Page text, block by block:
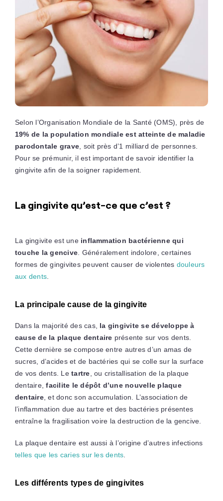
Selon l’Organisation Mondiale de la Santé (OMS), près de
19% de la population mondiale est atteinte de maladie
parodontale grave , soit près d’1 milliard de personnes.
Pour se prémunir, il est important de savoir identifier la
gingivite afin de la soigner rapidement.
La gingivite qu’est-ce que c’est ?
La gingivite est une inflammation bactérienne qui
touche la gencive . Généralement indolore, certaines
formes de gingivites peuvent causer de violentes douleurs
aux dents
La principale cause de la gingivite
Dans la majorité des cas, la gingivite se développe à
cause de la plaque dentaire présente sur vos dents.
Cette dernière se compose entre autres d’un amas de
sucres, d’acides et de bactéries qui se colle sur la surface
de vos dents. Letartre , ou cristallisation de la plaque
dentaire,facilite le dépôt d’une nouvelle plaque
dentaire, et donc son accumulation. L’association de
l’inflammation due au tartre et des bactéries présentes
entraîne la fragilisation voire la destruction de la gencive.
La plaque dentaire est aussi à l’origine d’autres infections
telles que les caries sur les dents
Les différents types de gingivites